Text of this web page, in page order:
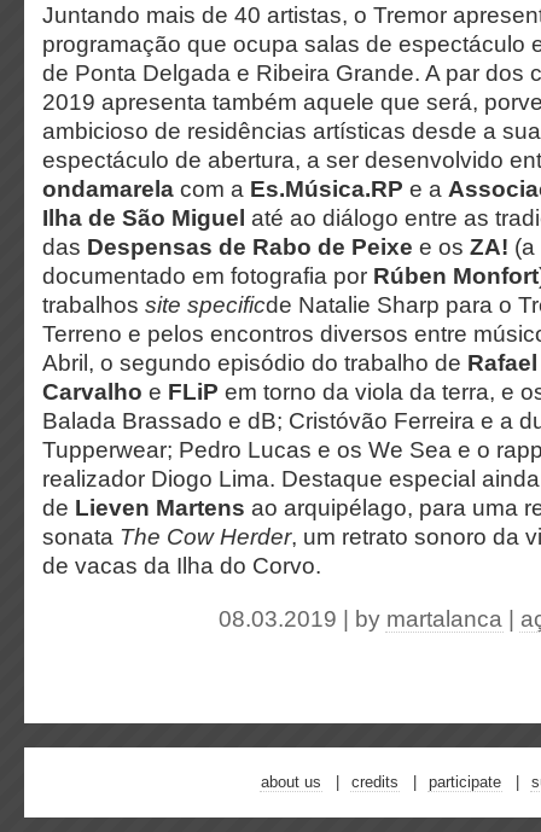
Juntando mais de 40 artistas, o Tremor
programação que ocupa salas de espectáculo
de Ponta Delgada e Ribeira Grande. A par dos
2019 apresenta também aquele que será,
ambicioso de residências artísticas desde a
espectáculo de abertura, a ser desenvolvido
ondamarela com a Es.Música.RP e a
Ilha de São Miguel até ao diálogo entre as
das Despensas de Rabo de Peixe e os ZA! (a
documentado em fotografia por Rúben Monfort
trabalhos site specificde Natalie Sharp para o
Terreno e pelos encontros diversos entre
Abril, o segundo episódio do trabalho de Rafael
Carvalho e FLiP em torno da viola da terra, e
Balada Brassado e dB; Cristóvão Ferreira e a
Tupperwear; Pedro Lucas e os We Sea e o
realizador Diogo Lima. Destaque especial
de Lieven Martens ao arquipélago, para uma
sonata The Cow Herder, um retrato sonoro da
de vacas da Ilha do Corvo.
08.03.2019 | by martalanca
about us credits participate